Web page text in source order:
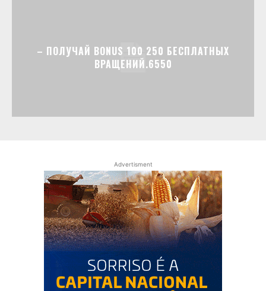
– ПОЛУЧАЙ BONUS 100 250 БЕСПЛАТНЫХ
ВРАЩЕНИЙ.6550
Advertisment